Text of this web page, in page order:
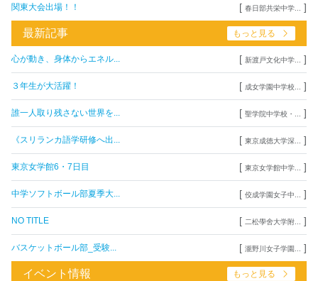
関東大会出場！！ [ 春日部共栄中学... ]
最新記事 もっと見る
心が動き、身体からエネル... [ 新渡戸文化中学... ]
３年生が大活躍！ [ 成女学園中学校... ]
誰一人取り残さない世界を... [ 聖学院中学校・... ]
《スリランカ語学研修へ出... [ 東京成徳大学深... ]
東京女学館6・7日目 [ 東京女学館中学... ]
中学ソフトボール部夏季大... [ 佼成学園女子中... ]
NO TITLE [ 二松學舍大学附... ]
バスケットボール部_受験... [ 瀧野川女子学園... ]
イベント情報 もっと見る